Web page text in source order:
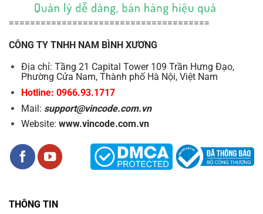
Work environment
Temperature (0～45) humidity(10～
Storage environment
Temperature(-10～60℃)
Reliability
Cutter life
1.5 million cuts
Printer head life
100KM
tại Việt Nam qua website: www.vincode.com.vn
======================================
CÔNG TY TNHH NAM BÌNH XƯƠNG
Địa chỉ: Tầng 21 Capital Tower 109 Trần Hưng Đạo,
Phường Cửa Nam, Thành phố Hà Nội, Việt Nam
Hotline: 0966.93.1717
Mail: support@vincode.com.vn
Website: www.vincode.com.vn
THÔNG TIN